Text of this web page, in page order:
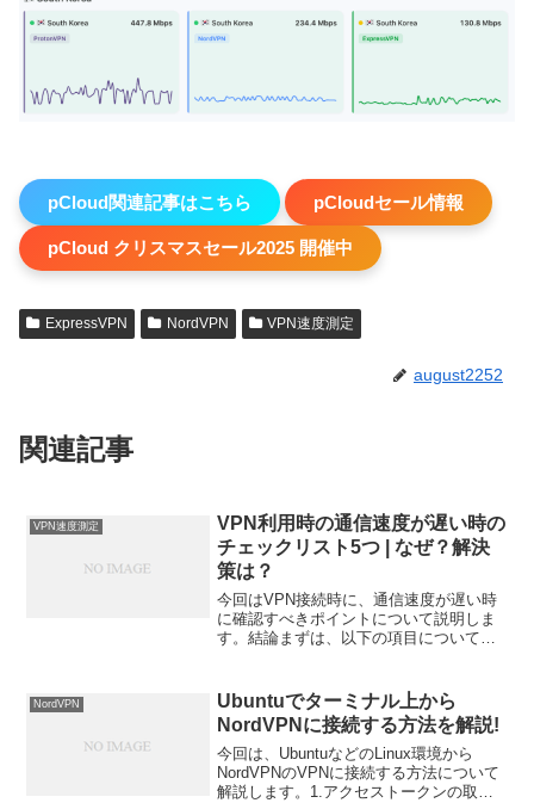
pCloud関連記事はこちら pCloudセール情報
pCloud クリスマスセール2025 開催中
ExpressVPN NordVPN VPN速度測定
august2252
関連記事
VPN速度測定
VPN利用時の通信速度が遅い時の
チェックリスト5つ | なぜ？解決
策は？
今回はVPN接続時に、通信速度が遅い時
に確認すべきポイントについて説明しま
す。結論まずは、以下の項目について確
確認してみてください。 ネットワーク：
ネットワークに...
NordVPN
Ubuntuでターミナル上から
NordVPNに接続する方法を解説!
今回は、UbuntuなどのLinux環境から
NordVPNのVPNに接続する方法について
解説します。1.アクセストークンの取得